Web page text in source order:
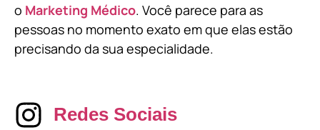
o Marketing Médico. Você parece para as
pessoas no momento exato em que elas estão
precisando da sua especialidade.
Redes Sociais